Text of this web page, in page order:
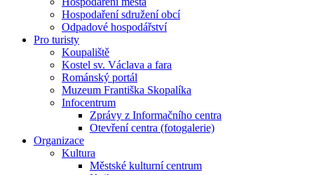
Hospodaření sdružení obcí
Odpadové hospodářství
Pro turisty
Koupaliště
Kostel sv. Václava a fara
Románský portál
Muzeum Františka Skopalíka
Infocentrum
Zprávy z Informačního centra
Otevření centra (fotogalerie)
Organizace
Kultura
Městské kulturní centrum